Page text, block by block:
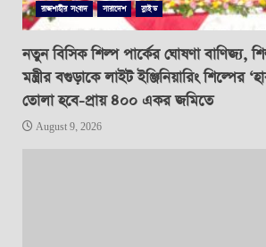
রাজশাহীর সংবাদ সারাদেশ স্লাইড
নতুন বিসিক শিল্প পার্কের ঘোষণা বাণিজ্য,
মন্ত্রীর বগুড়াকে লাইট ইঞ্জিনিয়ারিং শিল্পের
তোলা হবে-প্রায় ৪০০ একর জমিতে
August 9, 2026